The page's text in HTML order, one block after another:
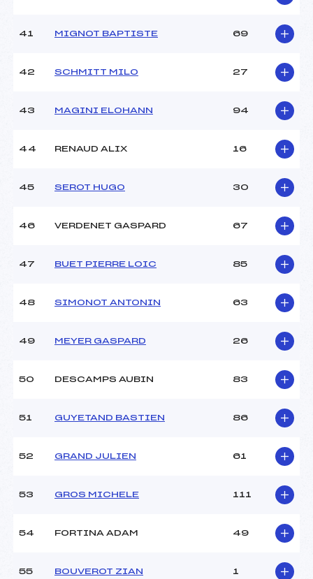
41 MIGNOT BAPTISTE 69
42 SCHMITT MILO 27
43 MAGINI ELOHANN 94
44 RENAUD ALIX 16
45 SEROT HUGO 30
46 VERDENET GASPARD 67
47 BUET PIERRE LOIC 85
48 SIMONOT ANTONIN 63
49 MEYER GASPARD 26
50 DESCAMPS AUBIN 83
51 GUYETAND BASTIEN 86
52 GRAND JULIEN 61
53 GROS MICHELE 111
54 FORTINA ADAM 49
55 BOUVEROT ZIAN 1